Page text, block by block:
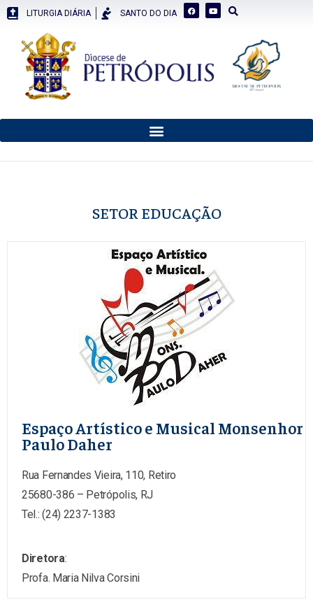
LITURGIA DIÁRIA SANTO DO DIA
SETOR EDUCAÇÃO
Espaço Artístico e Musical Monsenhor
Paulo Daher
Rua Fernandes Vieira, 110, Retiro
25680-386 – Petrópolis, RJ
Tel.: (24) 2237-1383
Diretora:
Profa. Maria Nilva Corsini